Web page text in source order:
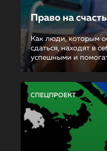
Право на
Как люди, которым
сдаться, находят в
успешными и
СПЕЦПРОЕКТ